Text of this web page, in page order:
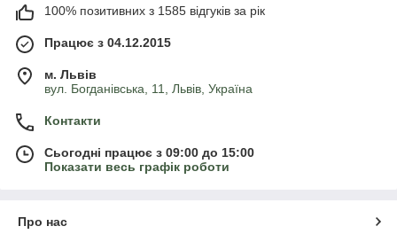
100% позитивних з 1585 відгуків за рік
Працює з 04.12.2015
м. Львів
вул. Богданівська, 11, Львів, Україна
Контакти
Сьогодні працює з 09:00 до 15:00
Показати весь графік роботи
Про нас